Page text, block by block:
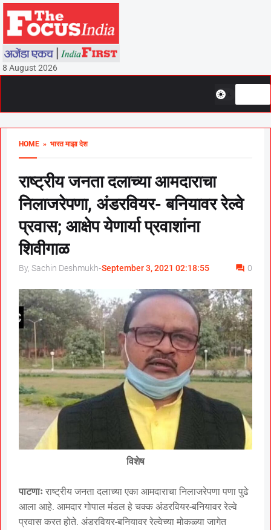
8 August 2026
HOME » भारत माझा देश
राष्ट्रीय जनता दलाच्या आमदाराचा
निलाजरेपणा, अंडरवियर- बनियावर रेल्वे
प्रवास; आक्षेप येणार्या प्रवाशांना
शिवीगाळ
By, Sachin Deshmukh-September 3, 2021 02:18:55 0
विशेष
पाटणाः राष्ट्रीय जनता दलाच्या एका आमदाराचा निलाजरेपणा पणा पुढे
आला आहे. आमदार गोपाल मंडल हे चक्क अंडरवियर-बनियावर रेल्वे
प्रवास करत होते. अंडरवियर-बनियावर रेल्वेच्या मोकळ्या जागेत